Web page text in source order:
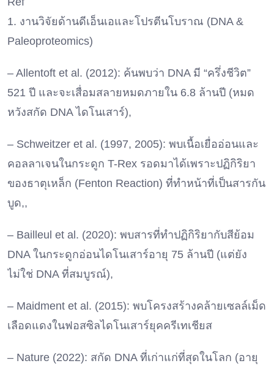
1. งานวิจัยด้านดีเอ็นเอและโปรตีนโบราณ (DNA &
Paleoproteomics)
– Allentoft et al. (2012): ค้นพบว่า DNA มี “ครึ่งชีวิต”
521 ปี และจะเสื่อมสลายหมดภายใน 6.8 ล้านปี (หมด
หวังสกัด DNA ไดโนเสาร์),
– Schweitzer et al. (1997, 2005): พบเนื้อเยื่ออ่อนและ
คอลลาเจนในกระดูก T-Rex รอดมาได้เพราะปฏิกิริยา
ของธาตุเหล็ก (Fenton Reaction) ที่ทำหน้าที่เป็นสารกัน
บูด,,
– Bailleul et al. (2020): พบสารที่ทำปฏิกิริยากับสีย้อม
DNA ในกระดูกอ่อนไดโนเสาร์อายุ 75 ล้านปี (แต่ยัง
ไม่ใช่ DNA ที่สมบูรณ์),
– Maidment et al. (2015): พบโครงสร้างคล้ายเซลล์เม็ด
เลือดแดงในฟอสซิลไดโนเสาร์ยุคครีเทเชียส
– Nature (2022): สกัด DNA ที่เก่าแก่ที่สุดในโลก (อายุ